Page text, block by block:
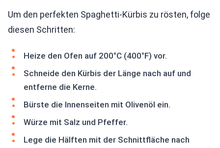
Um den perfekten Spaghetti-Kürbis zu rösten, folge
diesen Schritten:
Heize den Ofen auf 200°C (400°F) vor.
Schneide den Kürbis der Länge nach auf und
entferne die Kerne.
Bürste die Innenseiten mit Olivenöl ein.
Würze mit Salz und Pfeffer.
Lege die Hälften mit der Schnittfläche nach